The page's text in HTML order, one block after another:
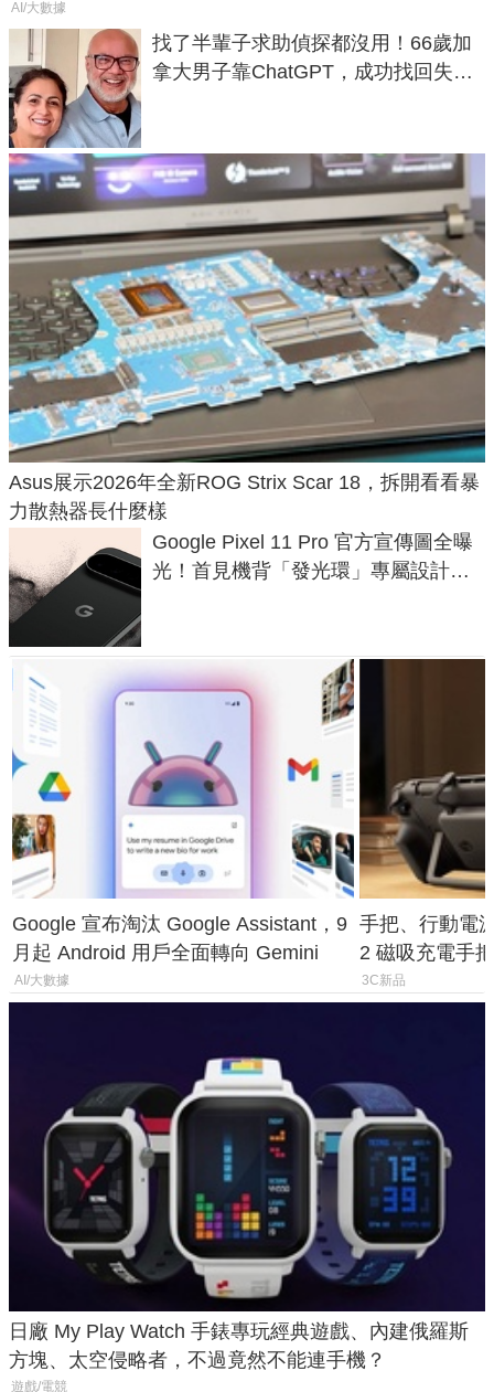
AI/大數據
找了半輩子求助偵探都沒用！66歲加
拿大男子靠ChatGPT，成功找回失散
Asus展示2026年全新ROG Strix Scar 18，拆開看看暴
力散熱器長什麼樣
Google Pixel 11 Pro 官方宣傳圖全曝
光！首見機背「發光環」專屬設計、
Google 宣布淘汰 Google Assistant，9
月起 Android 用戶全面轉向 Gemini
AI/大數據
手把、行動電
2 磁吸充電手
倍
3C新品
日廠 My Play Watch 手錶專玩經典遊戲、內建俄羅斯
方塊、太空侵略者，不過竟然不能連手機？
遊戲/電競